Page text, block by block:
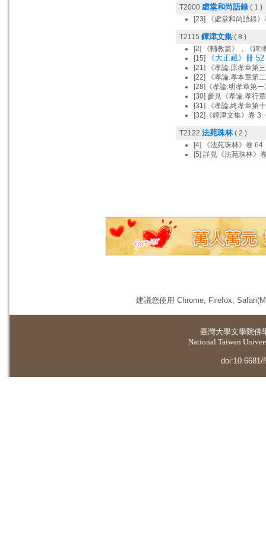
T2000 虛堂和尚語錄( 1 )
[23] 《虛堂和尚語錄
T2115 鐔津文集 ( 8 )
[2] 《輔教篇》，《鐔
[15]
《大正藏》冊
[21] 《孝論.原孝章第
[22] 《孝論.孝本章第
[28]《孝論.明孝章第
[30] 參見《孝論.孝行
[31] 《孝論.終孝章第
[32]《鐔津文集》卷 3
T2122 法苑珠林( 2 )
[4] 《法苑珠林》卷 64
[5] 詳見《法苑珠林》
建議您使用 Chrome, Firefox,
臺灣大學文學院佛
National Taiwan
doi:10.6681/